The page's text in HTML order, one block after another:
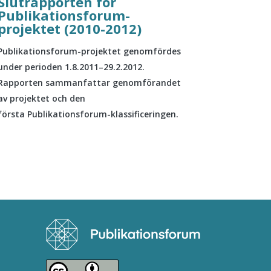
(2010-2012)
projektet genomfördes
perioden 1.8.2011–29.2.2012.
sammanfattar genomförandet
projektet och den
Publikationsforum-klassificeringen.